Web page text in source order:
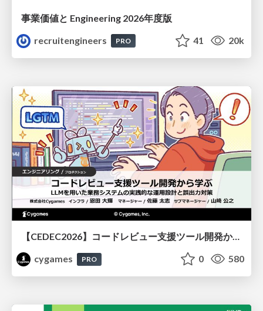
事業価値と Engineering 2026年度版
recruitengineers
PRO 41 20k
【CEDEC2026】コードレビュー支援ツール開発から学ぶ：LLMを用いた業務システムの実践的な運用設計と誤出力対策
cygames
PRO 0 580